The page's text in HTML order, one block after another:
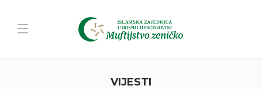
VIJESTI